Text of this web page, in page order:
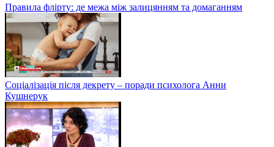
Правила флірту: де межа між залицянням та домаганням
Соціалізація після декрету – поради психолога Анни
Кушнерук